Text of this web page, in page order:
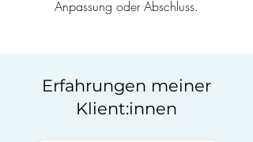
Anpassung oder Abschluss.
Erfahrungen meiner
Klient:innen